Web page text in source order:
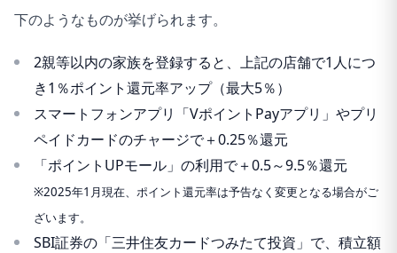
気取引は対象外です。
※商業施設内にある店舗などでは、一部ポイント付与の
対象となりません。
※一定金額（原則1万円）を超えると、タッチ決済でな
く、決済端末にカードを挿しお支払いただく場合がござ
います。その場合のお支払い分は、タッチ決済分のポイ
ント還元の対象となりませんので、ご了承ください。上
下のようなものが挙げられます。
2親等以内の家族を登録すると、上記の店舗で1人につ
き1％ポイント還元率アップ（最大5％）
スマートフォンアプリ「VポイントPayアプリ」やプリ
ペイドカードのチャージで＋0.25％還元
「ポイントUPモール」の利用で＋0.5～9.5％還元
※2025年1月現在、ポイント還元率は予告なく変更となる場合がご
ざいます。
SBI証券の「三井住友カードつみたて投資」で、積立額